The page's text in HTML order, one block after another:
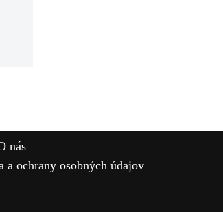
nás
a ochrany osobných údajov